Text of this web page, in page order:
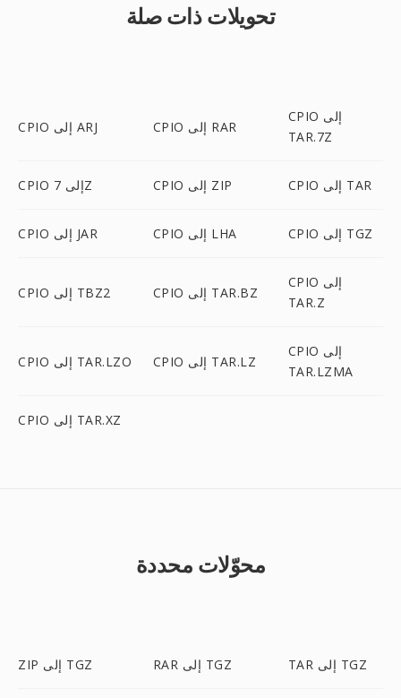
تحويلات ذات صلة
CPIO إلى ARJ CPIO إلى RAR
CPIO إلى
TAR.7Z
CPIO إلى 7Z CPIO إلى ZIP CPIO إلى TAR
CPIO إلى JAR CPIO إلى LHA CPIO إلى TGZ
CPIO إلى TBZ2 CPIO إلى TAR.BZ
CPIO إلى
TAR.Z
CPIO إلى TAR.LZO CPIO إلى TAR.LZ
CPIO إلى
TAR.LZMA
CPIO إلى TAR.XZ
محوّلات محددة
ZIP إلى TGZ RAR إلى TGZ TAR إلى TGZ